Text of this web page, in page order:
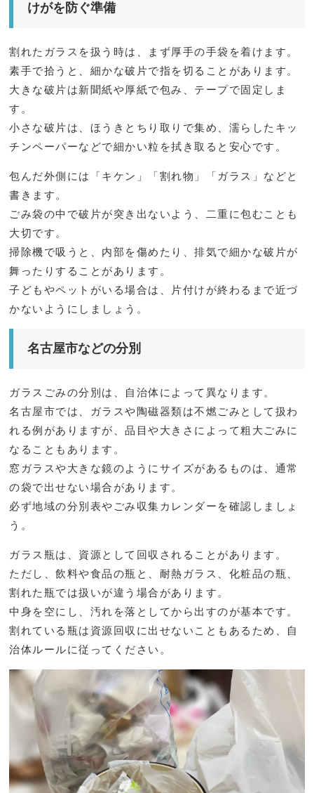
けがを防ぐ準備
割れたガラスを扱う時は、まず厚手の手袋を着けます。
素手で拾うと、細かな破片で指を切ることがあります。
大きな破片は新聞紙や厚紙で包み、テープで固定しま
す。
小さな破片は、ほうきとちり取りで集め、濡らしたキッ
チンペーパーなどで細かい粒を拭き取ると安心です。
包んだ外側には「キケン」「割れ物」「ガラス」などと
書きます。
ごみ袋の中で破片が突き出ないよう、二重に包むことも
大切です。
掃除機で吸うと、内部を傷めたり、排気で細かな破片が
舞ったりすることがあります。
子どもやペットがいる場合は、片付けが終わるまで近づ
かないようにしましょう。
名古屋市などの分別
ガラスごみの分別は、自治体によって異なります。
名古屋市では、ガラスや陶磁器類は不燃ごみとして扱わ
れる例がありますが、品目や大きさによって粗大ごみに
なることもあります。
窓ガラスや大きな鏡のようにサイズがあるものは、通常
の袋で出せない場合があります。
必ず地域の分別表やごみ収集カレンダーを確認しましょ
う。
ガラス瓶は、資源として回収されることがあります。
ただし、飲料や食品の瓶と、耐熱ガラス、化粧品の瓶、
割れた瓶では扱いが違う場合があります。
中身を空にし、汚れを落としてから出すのが基本です。
割れている瓶は資源回収に出せないこともあるため、自
治体ルールに従ってください。